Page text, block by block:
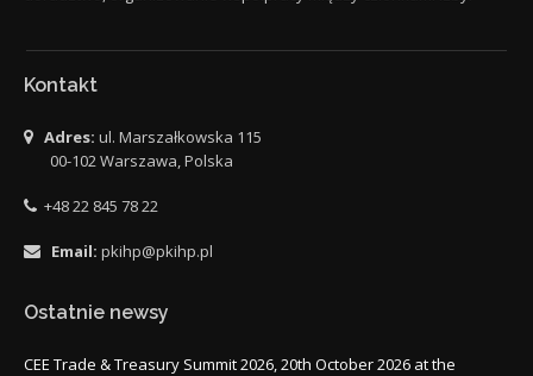
Kontakt
Adres: ul. Marszałkowska 115
00-102 Warszawa, Polska
+48 22 845 78 22
Email: pkihp@pkihp.pl
Ostatnie newsy
CEE Trade & Treasury Summit 2026, 20th October 2026 at the